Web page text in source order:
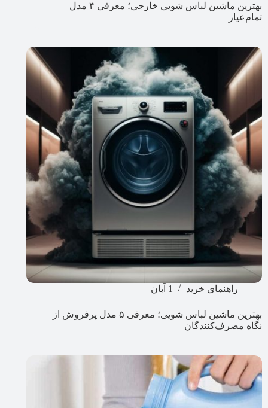
بهترین ماشین لباس شویی خارجی؛ معرفی ۴ مدل
تمام‌عیار
راهنمای خرید 1 آبان
بهترین ماشین لباس شویی؛ معرفی ۵ مدل پرفروش از
نگاه مصرف‌کنندگان